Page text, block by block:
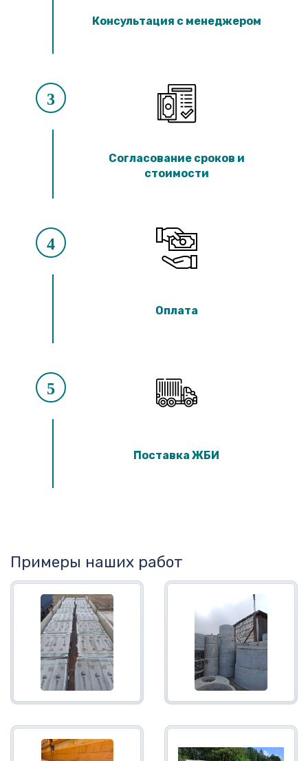
Консультация с менеджером
3
Согласование сроков и
стоимости
4
Оплата
5
Поставка ЖБИ
Примеры наших работ